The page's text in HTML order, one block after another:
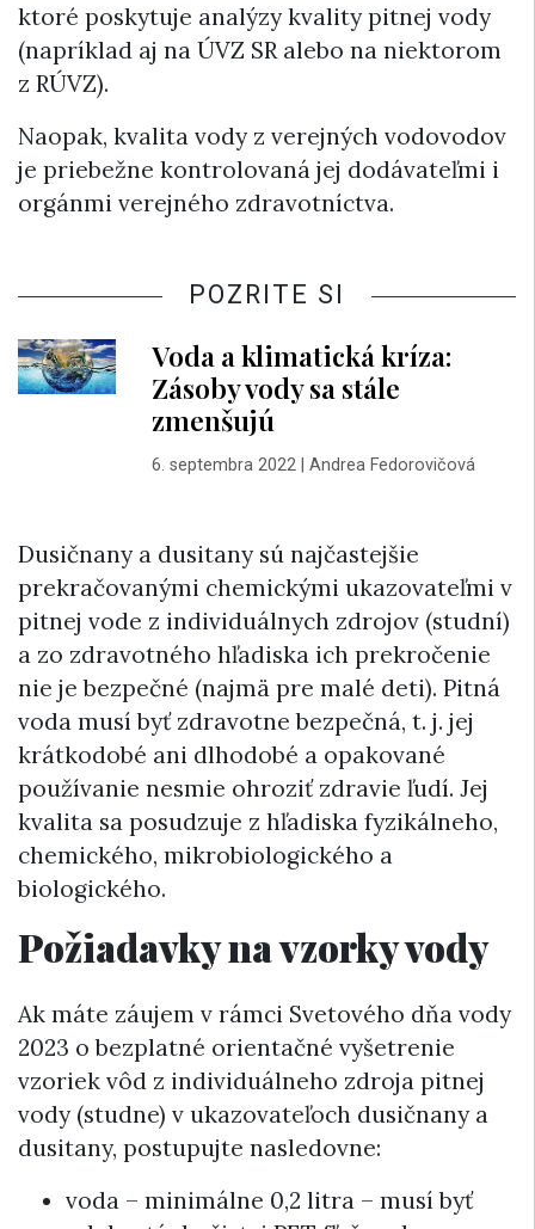
ktoré poskytuje analýzy kvality pitnej vody
(napríklad aj na ÚVZ SR alebo na niektorom
z RÚVZ).
Naopak, kvalita vody z verejných vodovodov
je priebežne kontrolovaná jej dodávateľmi i
orgánmi verejného zdravotníctva.
POZRITE SI
Voda a klimatická kríza:
Zásoby vody sa stále
zmenšujú
6. septembra 2022| Andrea Fedorovičová
Dusičnany a dusitany sú najčastejšie
prekračovanými chemickými ukazovateľmi v
pitnej vode z individuálnych zdrojov (studní)
a zo zdravotného hľadiska ich prekročenie
nie je bezpečné (najmä pre malé deti). Pitná
voda musí byť zdravotne bezpečná, t. j. jej
krátkodobé ani dlhodobé a opakované
používanie nesmie ohroziť zdravie ľudí. Jej
kvalita sa posudzuje z hľadiska fyzikálneho,
chemického, mikrobiologického a
biologického.
Požiadavky na vzorky vody
Ak máte záujem v rámci Svetového dňa vody
2023 o bezplatné orientačné vyšetrenie
vzoriek vôd z individuálneho zdroja pitnej
vody (studne) v ukazovateľoch dusičnany a
dusitany, postupujte nasledovne:
voda – minimálne 0,2 litra – musí byť